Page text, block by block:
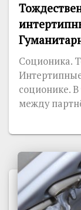
Соционика.
соционике.
между